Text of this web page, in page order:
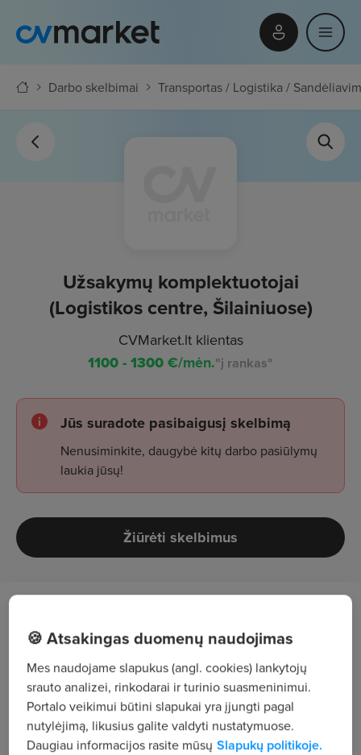
Darbo skelbimai Transportas / Logistika /
Užsakymų komplektuotojai
(Logistikos centre, Šilainiuose)
CVMarket.lt klientas
1100 - 1300€/mėn."į rankas"
Jūs suradote pasibaigusį skelbimą
Nenusiminkite, daugybė kitų darbo pasiūlymų
laukia jūsų!
Žiūrėti skelbimus
Surinktų prekių komplektavimas į konteinerius
pagal užsakymus pristatymui į parduotuves;
Užsakymų paruošimas išvežimui (prekių
sukrovimas į konteinerius);
🍪 Atsakingas duomenų naudojimas
Mes naudojame slapukus (angl. cookies) lankytojų
srauto analizei, rinkodarai ir turinio suasmeninimui.
Portalo veikimui būtini slapukai yra įjungti pagal
nutylėjimą, likusius galite valdyti nustatymuose.
Daugiau informacijos rasite mūsų Slapukų politikoje.